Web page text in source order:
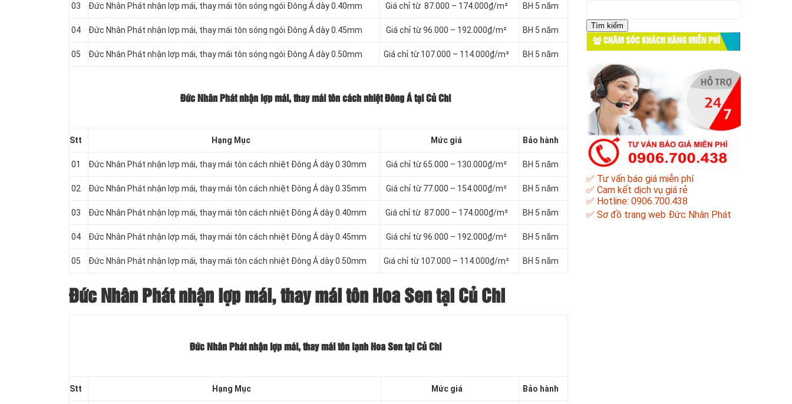
03 Đức Nhân Phát nhận lợp mái, thay mái tôn sóng ngói Đông Á dày 0.40mm Giá chỉ từ 87.000 – 174.000₫/m² BH 5 năm
04 Đức Nhân Phát nhận lợp mái, thay mái tôn sóng ngói Đông Á dày 0.45mm Giá chỉ từ 96.000 – 192.000₫/m² BH 5 năm
05 Đức Nhân Phát nhận lợp mái, thay mái tôn sóng ngói Đông Á dày 0.50mm Giá chỉ từ 107.000 – 114.000₫/m² BH 5 năm
Đức Nhân Phát nhận lợp mái, thay mái tôn cách nhiệt Đông Á tại Củ Chi
Stt Hạng Mục Mức giá Bảo hành
01 Đức Nhân Phát nhận lợp mái, thay mái tôn cách nhiệt Đông Á dày 0.30mm Giá chỉ từ 65.000 – 130.000₫/m² BH 5 năm
02 Đức Nhân Phát nhận lợp mái, thay mái tôn cách nhiệt Đông Á dày 0.35mm Giá chỉ từ 77.000 – 154.000₫/m² BH 5 năm
03 Đức Nhân Phát nhận lợp mái, thay mái tôn cách nhiệt Đông Á dày 0.40mm Giá chỉ từ 87.000 – 174.000₫/m² BH 5 năm
04 Đức Nhân Phát nhận lợp mái, thay mái tôn cách nhiệt Đông Á dày 0.45mm Giá chỉ từ 96.000 – 192.000₫/m² BH 5 năm
05 Đức Nhân Phát nhận lợp mái, thay mái tôn cách nhiệt Đông Á dày 0.50mm Giá chỉ từ 107.000 – 114.000₫/m² BH 5 năm
Đức Nhân Phát nhận lợp mái, thay mái tôn Hoa Sen tại Củ Chi
Đức Nhân Phát nhận lợp mái, thay mái tôn lạnh Hoa Sen tại Củ Chi
Stt Hạng Mục Mức giá Bảo hành
cho:
CHĂM SÓC KHÁCH HÀNG MIỄN PHÍ
✅ Tư vấn báo giá miễn phí
✅ Cam kết dịch vụ giá rẻ
✅ Hotline: 0906.700.438
✅ Sơ đồ trang web Đức Nhân Phát